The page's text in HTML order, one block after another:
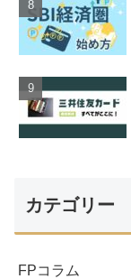
カテゴリー
FPコラム